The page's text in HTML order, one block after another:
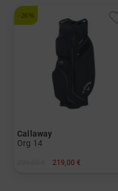
-26%
Callaway
Org 14
219,00 €